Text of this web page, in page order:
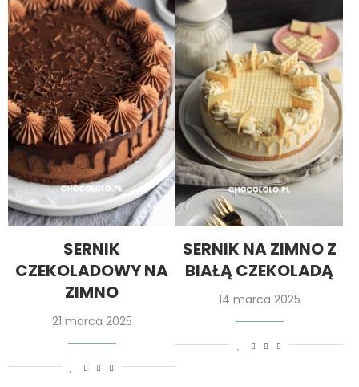
SERNIK
CZEKOLADOWY NA
ZIMNO
21 marca 2025
SERNIK NA ZIMNO Z
BIAŁĄ CZEKOLADĄ
14 marca 2025